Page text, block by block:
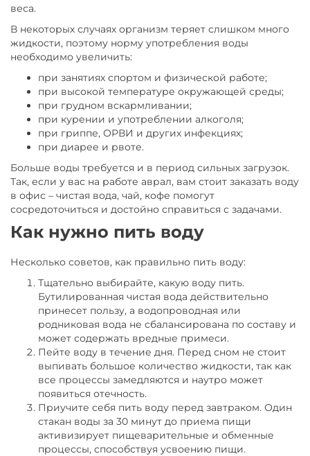
веса.
В некоторых случаях организм теряет слишком много
жидкости, поэтому норму употребления воды
необходимо увеличить:
при занятиях спортом и физической работе;
при высокой температуре окружающей среды;
при грудном вскармливании;
при курении и употреблении алкоголя;
при гриппе, ОРВИ и других инфекциях;
при диарее и рвоте.
Больше воды требуется и в период сильных загрузок.
Так, если у вас на работе аврал, вам стоит заказать воду
в офис – чистая вода, чай, кофе помогут
сосредоточиться и достойно справиться с задачами.
Как нужно пить воду
Несколько советов, как правильно пить воду:
Тщательно выбирайте, какую воду пить.
Бутилированная чистая вода действительно
принесет пользу, а водопроводная или
родниковая вода не сбалансирована по составу и
может содержать вредные примеси.
Пейте воду в течение дня. Перед сном не стоит
выпивать большое количество жидкости, так как
все процессы замедляются и наутро может
появиться отечность.
Приучите себя пить воду перед завтраком. Один
стакан воды за 30 минут до приема пищи
активизирует пищеварительные и обменные
процессы, способствуя усвоению пищи.